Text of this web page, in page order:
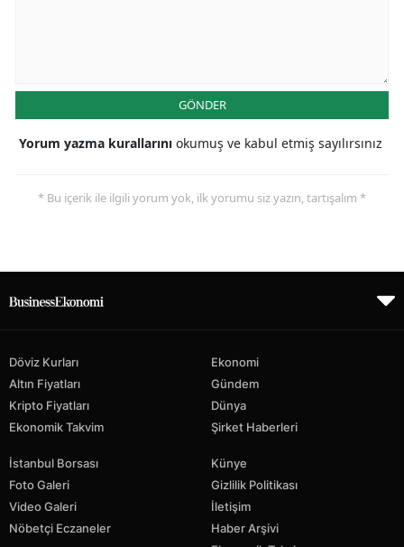
GÖNDER
Yorum yazma kurallarını okumuş ve kabul etmiş sayılırsınız
* Bu içerik ile ilgili yorum yok, ilk yorumu siz yazın, tartışalım *
Döviz Kurları
Altın Fiyatları
Kripto Fiyatları
Ekonomik Takvim
Ekonomi
Gündem
Dünya
Şirket Haberleri
İstanbul Borsası
Foto Galeri
Video Galeri
Nöbetçi Eczaneler
Künye
Gizlilik Politikası
İletişim
Haber Arşivi